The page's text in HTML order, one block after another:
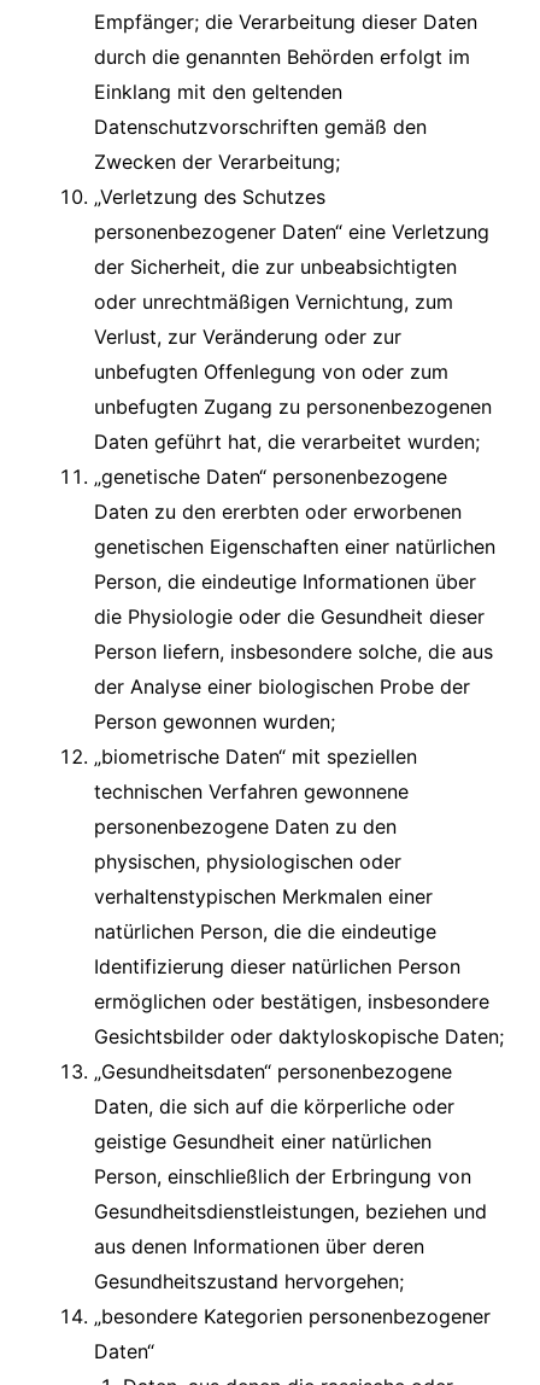
Empfänger; die Verarbeitung dieser Daten
durch die genannten Behörden erfolgt im
Einklang mit den geltenden
Datenschutzvorschriften gemäß den
Zwecken der Verarbeitung;
„Verletzung des Schutzes
personenbezogener Daten“ eine Verletzung
der Sicherheit, die zur unbeabsichtigten
oder unrechtmäßigen Vernichtung, zum
Verlust, zur Veränderung oder zur
unbefugten Offenlegung von oder zum
unbefugten Zugang zu personenbezogenen
Daten geführt hat, die verarbeitet wurden;
„genetische Daten“ personenbezogene
Daten zu den ererbten oder erworbenen
genetischen Eigenschaften einer natürlichen
Person, die eindeutige Informationen über
die Physiologie oder die Gesundheit dieser
Person liefern, insbesondere solche, die aus
der Analyse einer biologischen Probe der
Person gewonnen wurden;
„biometrische Daten“ mit speziellen
technischen Verfahren gewonnene
personenbezogene Daten zu den
physischen, physiologischen oder
verhaltenstypischen Merkmalen einer
natürlichen Person, die die eindeutige
Identifizierung dieser natürlichen Person
ermöglichen oder bestätigen, insbesondere
Gesichtsbilder oder daktyloskopische Daten;
„Gesundheitsdaten“ personenbezogene
Daten, die sich auf die körperliche oder
geistige Gesundheit einer natürlichen
Person, einschließlich der Erbringung von
Gesundheitsdienstleistungen, beziehen und
aus denen Informationen über deren
Gesundheitszustand hervorgehen;
„besondere Kategorien personenbezogener
Daten“